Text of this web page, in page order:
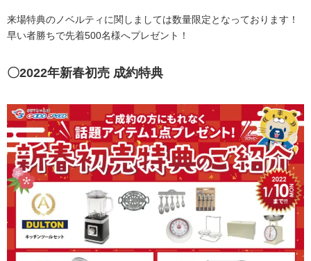
来場特典のノベルティに関しましては数量限定となっております！
早い者勝ちで先着500名様へプレゼント！
〇2022年新春初売 成約特典